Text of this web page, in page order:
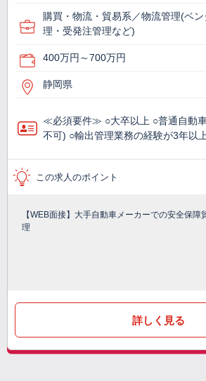
購買・物流・貿易系／物流管理(ベ
理・受発注管理など)
400万円～700万円
静岡県
≪必須要件≫ ○大卒以上 ○普通自動
不可) ○輸出管理業務の経験が3年以
この求人のポイント
【WEB面接】大手自動車メーカーでの安全保障
理
詳しく見る